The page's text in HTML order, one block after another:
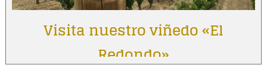
Visita nuestro viñedo «El
Redondo»